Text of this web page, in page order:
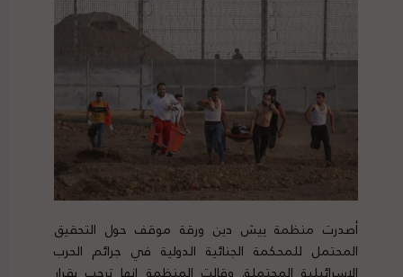
أصدرت منظمة ييش دين ورقة موقف حول التحقيق
المحتمل للمحكمة الجنائية الدولية في جرائم الحرب